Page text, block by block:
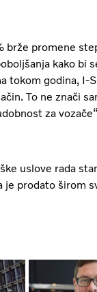
brže promene
kako bi
tokom godina, I-
To ne znači
za
uslove rada
je prodato širom